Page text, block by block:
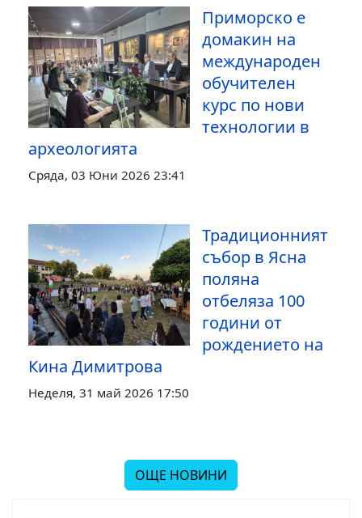
Приморско е
домакин на
международен
обучителен
курс по нови
технологии в
археологията
Сряда, 03 Юни 2026 23:41
Традиционният
събор в Ясна
поляна
отбеляза 100
години от
рождението на
Кина Димитрова
Неделя, 31 май 2026 17:50
ОЩЕ НОВИНИ